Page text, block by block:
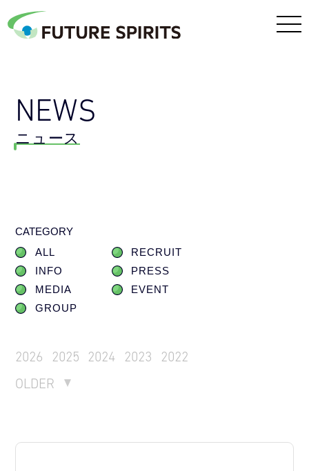
NEWS
ニュース
CATEGORY
ALL
RECRUIT
INFO
PRESS
MEDIA
EVENT
GROUP
2026 2025 2024 2023
2022
OLDER